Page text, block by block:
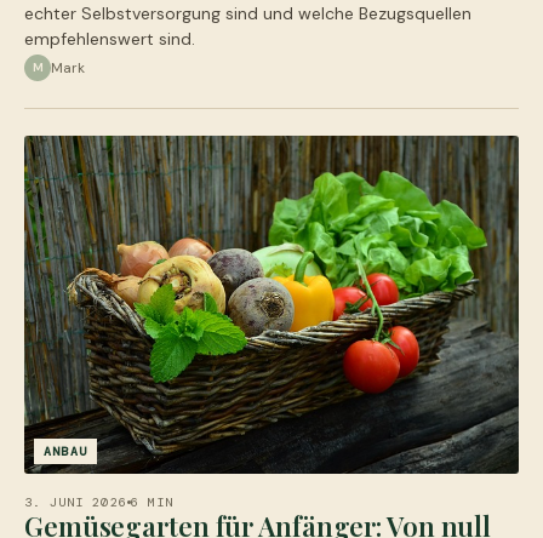
echter Selbstversorgung sind und welche Bezugsquellen
empfehlenswert sind.
M Mark
ANBAU
3. JUNI 2026 6 MIN
Gemüsegarten für Anfänger: Von null